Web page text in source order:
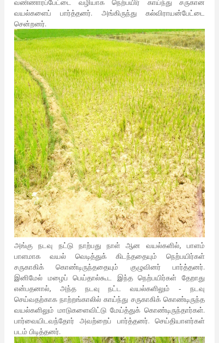
வண்ணாரப்பேட்டை வழியாக நெற்பயிர் காய்ந்து சருகான
வயல்களைப் பார்த்தனர். அங்கிருந்து கல்விராயன்பேட்டை
சென்றனர்.
அங்கு நடவு நட்டு நாற்பது நாள் ஆன வயல்களில், பாளம்
பாளமாக வயல் வெடித்துக் கிடந்ததையும் நெற்பயிர்கள்
சருகாகிக் கொண்டிருந்ததையும் குழுவினர் பார்த்தனர்.
இனிமேல் மழைப் பெய்தால்கூட இந்த நெற்பயிர்கள் தேறாது
என்பதனால், அந்த நடவு நட்ட வயல்களிலும் - நடவு
செய்வதற்காக நாற்றங்காலில் காய்ந்து சருகாகிக் கொண்டிருந்த
வயல்களிலும் மாடுகளைவிட்டு மேய்த்துக் கொண்டிருந்தார்கள்.
பார்வையிடவந்தோர் அவற்றைப் பார்த்தனர். செய்தியாளர்கள்
படம் பிடித்தனர்.